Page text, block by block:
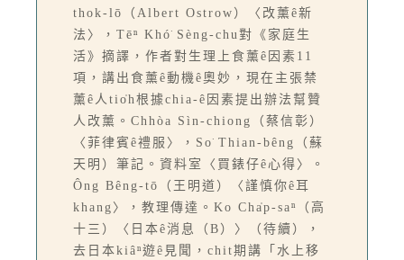
thok-lō（Albert Ostrow）〈改薰ê新
法〉，Tēⁿ Khó͘ Sèng-chu對《家庭生
活》摘譯，作者對生理上食薰ê因素11
項，講出食薰ê動機ê奧妙，現在主張禁
薰ê人tio̍h根據chia-ê因素提出辦法幫贊
人改薰。Chhòa Sìn-chiong（蔡信彰）
〈菲律賓ê禮服〉，So͘ Thian-bêng（蘇
天明）筆記。資料室〈買錶仔ê心得〉。
Ông Bêng-tō（王明道）〈謹慎你ê耳
khang〉，教理傳達。Ko Cha̍p-saⁿ（高
十三）〈日本ê消息（B）〉（待續），
去日本kiâⁿ遊ê見聞，chit期講「水上移